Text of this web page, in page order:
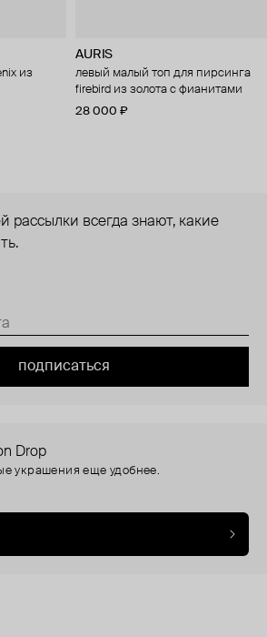
из
AURIS
левый малый топ для пирсинга
firebird из золота с фианитами
28 000 ₽
рассылки всегда знают, какие
подписаться
Drop
украшения еще удобнее.